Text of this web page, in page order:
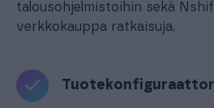
talousohjelmistoihin sekä
verkkokauppa ratkaisuja.